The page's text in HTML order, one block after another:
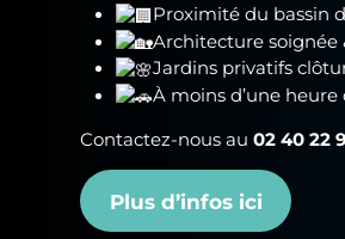
Proximité du bassin
Architecture soignée
Jardins privatifs
À moins d’une
Contactez-nous au02 40 22
Plus d’infos ici